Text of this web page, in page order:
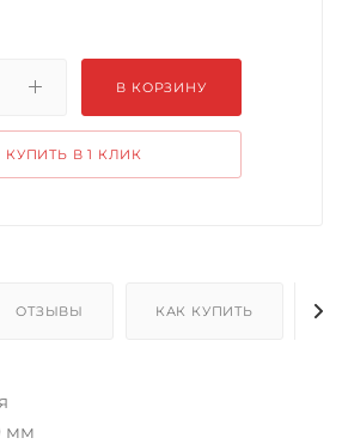
В КОРЗИНУ
КУПИТЬ В 1 КЛИК
ОТЗЫВЫ КАК КУПИТЬ
мм